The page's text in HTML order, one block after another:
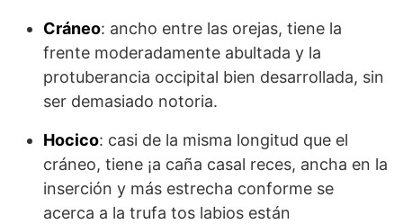
Cráneo: ancho entre las orejas, tiene la
frente moderadamente abultada y la
protuberancia occipital bien desarrollada, sin
ser demasiado notoria.
Hocico: casi de la misma longitud que el
cráneo, tiene ¡a caña casal reces, ancha en la
inserción y más estrecha conforme se
acerca a la trufa tos labios están